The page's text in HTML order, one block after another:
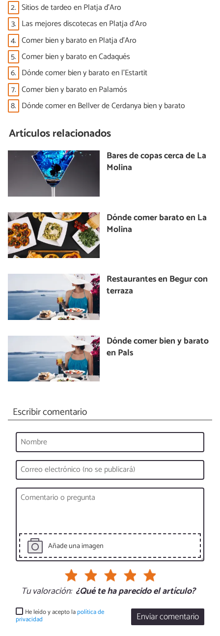
2. Sitios de tardeo en Platja d'Aro
3. Las mejores discotecas en Platja d'Aro
4. Comer bien y barato en Platja d'Aro
5. Comer bien y barato en Cadaqués
6. Dónde comer bien y barato en l'Estartit
7. Comer bien y barato en Palamós
8. Dónde comer en Bellver de Cerdanya bien y barato
Artículos relacionados
Bares de copas cerca de La
Molina
Dónde comer barato en La
Molina
Restaurantes en Begur con
terraza
Dónde comer bien y barato
en Pals
Escribir comentario
Añade una imagen
Tu valoración: ¿Qué te ha parecido el artículo?
Enviar comentario
He leído y acepto lapolítica de
privacidad